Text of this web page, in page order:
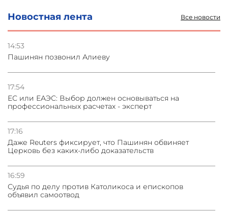
Новостная лента Все новости
14:53
Пашинян позвонил Алиеву
17:54
ЕС или ЕАЭС: Выбор должен основываться на
профессиональных расчетах - эксперт
17:16
Даже Reuters фиксирует, что Пашинян обвиняет
Церковь без каких-либо доказательств
16:59
Судья по делу против Католикоса и епископов
объявил самоотвод
03.08.2026
Стратегия безопасности ОДКБ допускает применение
Азербайджане
31.07.2026
Сотрудничество и очереди – детали визита главы
погрануправления СНБ Армении в Тбилиси